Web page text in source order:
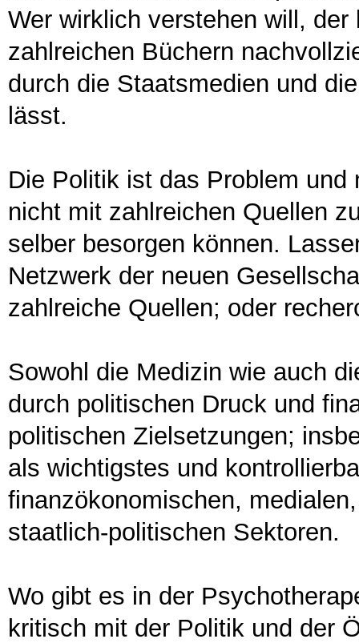
Wer wirklich verstehen will,
zahlreichen Büchern
durch die Staatsmedien und
lässt.
Die Politik ist das Problem
nicht mit zahlreichen Quellen
selber besorgen können.
Netzwerk der neuen
zahlreiche Quellen; oder
Sowohl die Medizin wie auch
durch politischen Druck und
politischen Zielsetzungen;
als wichtigstes und
finanzökonomischen,
staatlich-politischen Sektoren.
Wo gibt es in der
kritisch mit der Politik und der